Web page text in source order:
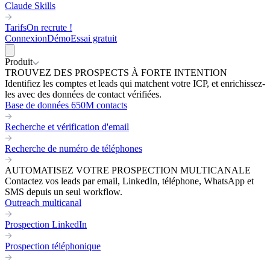
Claude Skills
TarifsOn recrute !
ConnexionDémoEssai gratuit
Produit
TROUVEZ DES PROSPECTS À FORTE INTENTION
Identifiez les comptes et leads qui matchent votre ICP, et enrichissez-
les avec des données de contact vérifiées.
Base de données 650M contacts
Recherche et vérification d'email
Recherche de numéro de téléphones
AUTOMATISEZ VOTRE PROSPECTION MULTICANALE
Contactez vos leads par email, LinkedIn, téléphone, WhatsApp et
SMS depuis un seul workflow.
Outreach multicanal
Prospection LinkedIn
Prospection téléphonique